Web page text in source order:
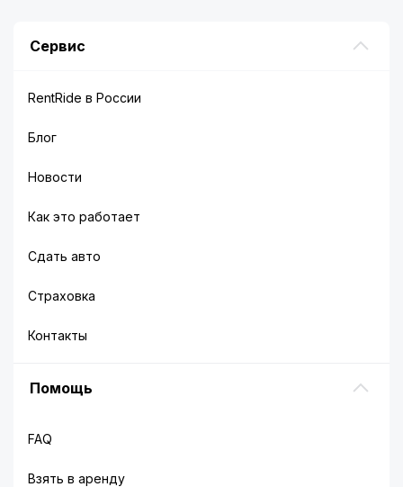
Сервис
RentRide в России
Блог
Новости
Как это работает
Сдать авто
Страховка
Контакты
Помощь
FAQ
Взять в аренду